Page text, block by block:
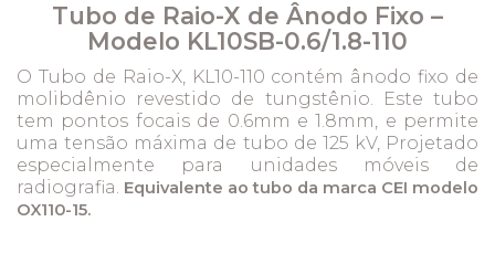
Tubo de Raio-X de Ânodo Fixo –
Modelo KL10SB-0.6/1.8-110
O Tubo de Raio-X, KL10-110 contém ânodo fixo de
molibdênio revestido de tungstênio. Este tubo
tem pontos focais de 0.6mm e 1.8mm, e permite
uma tensão máxima de tubo de 125 kV, Projetado
especialmente para unidades móveis de
radiografia. Equivalente ao tubo da marca CEI modelo
OX110-15.